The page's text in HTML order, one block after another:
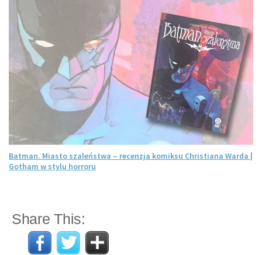
Batman. Miasto szaleństwa – recenzja komiksu Christiana Warda |
Gotham w stylu horroru
Share This: